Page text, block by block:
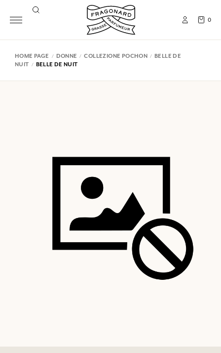
0
HOME PAGE DONNE COLLEZIONE POCHON
BELLE DE
NUIT
BELLE DE NUIT